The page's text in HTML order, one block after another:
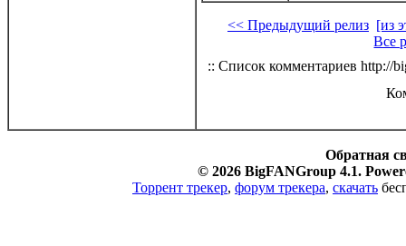
<< Предыдущий релиз [из
Все
:: Список комментариев http://
Обратная
© 2026 BigFANGroup 4.1.
Торрент трекер, форум трекера, скачать